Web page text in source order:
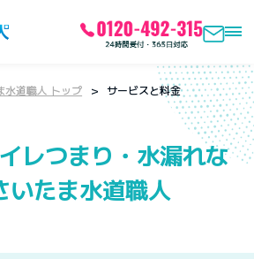
水道職人 トップ サービスと料金
レつまり・水漏れな
いたま水道職人